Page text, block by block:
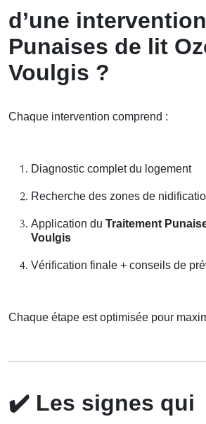
d’une intervention
Punaises de lit
Voulgis ?
Chaque intervention comprend :
Diagnostic complet du logement
Recherche des zones de
Application du Traitement
Voulgis
Vérification finale + conseils de
Chaque étape est optimisée pour
✔️ Les signes qui